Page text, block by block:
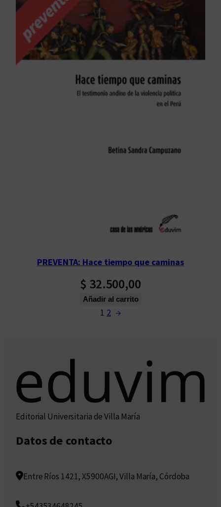
PREVENTA: Hace tiempo que caminas
$ 32.500,00
Añadir al carrito
1 2 →
Editorial Universitaria de Villa María
Datos de contacto
Entre Ríos 1421, X5900AGI, Villa María, Córdoba